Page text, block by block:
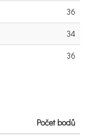
36
34
36
Počet bodů